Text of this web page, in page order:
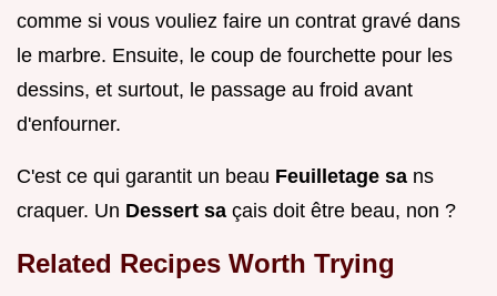
comme si vous vouliez faire un contrat gravé dans
le marbre. Ensuite, le coup de fourchette pour les
dessins, et surtout, le passage au froid avant
d'enfourner.
C'est ce qui garantit un beau Feuilletage sa ns
craquer. Un Dessert sa çais doit être beau, non ?
Related Recipes Worth Trying